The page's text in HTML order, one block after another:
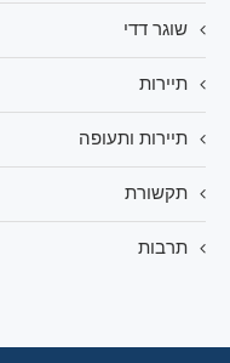
שוגר דדי
תיירות
תיירות ותעופה
תקשורת
תרבות